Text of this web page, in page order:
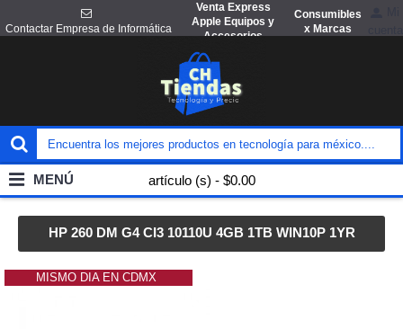
Contactar Empresa de Informática
Venta Express
Apple Equipos y
Accesorios
Consumibles
x Marcas
artículo (s) - $0.00
MENÚ
HP 260 DM G4 CI3 10110U 4GB 1TB WIN10P 1YR
MISMO DIA EN CDMX